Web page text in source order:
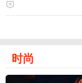
时尚